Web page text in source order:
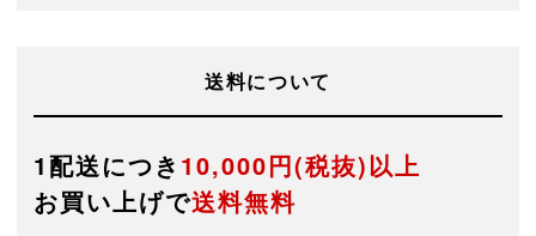
送料について
1配送につき 10,000円(税抜)以上
お買い上げで送料無料